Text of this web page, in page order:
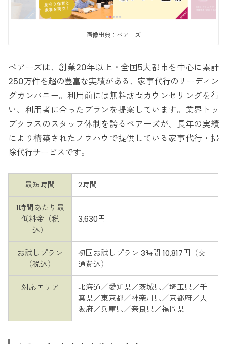
画像出典：ベアーズ
ベアーズは、創業20年以上・全国5大都市を中心に累計
250万件を超の豊富な実績がある、家事代行のリーディン
グカンパニー。利用前には無料訪問カウンセリングを行
い、利用者に合ったプランを提案しています。業界トッ
プクラスのスタッフ体制を誇るベアーズが、長年の実績
により構築されたノウハウで提供している家事代行・掃
除代行サービスです。
最短時間 2時間
1時間あたり最
低料金（税
込）
3,630円
お試しプラン
（税込）
初回お試しプラン 3時間 10,817円（交
通費込）
対応エリア
北海道／愛知県／茨城県／埼玉県／千
葉県／東京都／神奈川県／京都府／大
阪府／兵庫県／奈良県／福岡県